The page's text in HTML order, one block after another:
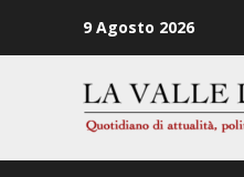
9 Agosto 2026